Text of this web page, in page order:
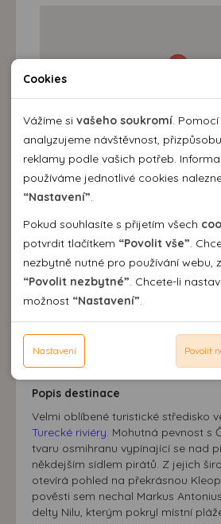
Popis destinace
Velmi oblíbené turistické středisko
Turecké riviéry. Mohutná pevnost s
tvaru osmihranu vypínající se nad
někdejším sídlem pirátů. Z jejich
otevírá pohled na překrásnou
pověsti sem nechal Markus
delty Nilu, kterým pokryl místní
Cookies
Vážíme si vašeho soukromí. Pomocí
analyzujeme návštěvnost,
reklamy podle vašich potřeb.
používáme jednotlivé cookies
“Nastavení”.
Pokud souhlasíte s přijetím všech
potvrdit tlačítkem “Povolit vše”.
nezbytně nutné pro používání webu,
“Povolit nezbytné”. Chcete-li
možnost “Nastavení”.
Nastavení Povolit
Nutné cookies pomáhají, aby byla
použitelná tak, že umožní základní
stránky a přístup k zabezpečeným
Webová stránka nemůže správně
cookies.
Analytické cookies
Pomocí analytických cookies
našeho webu, zdroje návštěv, výkon
dosah. Takto získaná data
vazby na konkrétního uživatele
souhlasu s používáním analytických
možnost analýzy výkonu a
Personální cookies
Personalizační soubory cookies nám
souhlasu může dojít mj. k
neodpovídající Vaším potřebám,
Reklamní cookies používáme my
zobrazování relevantní reklamy
našem webu, tak na webech třetích
máme možnost vytvářet profily
zájmech. Na základě těchto
možná bezprostřední identifikace
souhlasu, nedojde k zobrazování
přizpůsobených Vašim zájmům.